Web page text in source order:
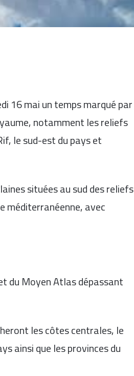
16 mai un temps marqué par
notamment les reliefs
le sud-est du pays et
situées au sud des reliefs
méditerranéenne, avec
du Moyen Atlas dépassant
les côtes centrales, le
ainsi que les provinces du